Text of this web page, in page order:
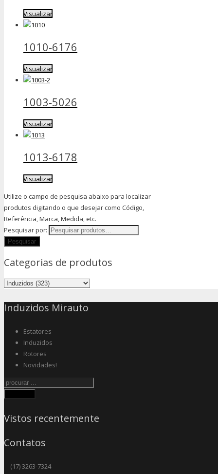
Visualizar
1010-6176
Visualizar
1003-5026
Visualizar
1013-6178
Visualizar
Utilize o campo de pesquisa abaixo para localizar
produtos digitando o que desejar como Código,
Referência, Marca, Medida, etc.
Pesquisar por:
Categorias de produtos
Induzidos Mirauto
Estatores
Induzidos
Rotores
Novidades!
Vistos recentemente
Contatos
(17) 3263-7324